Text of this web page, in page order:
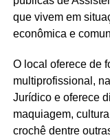
que vivem em
econômica e
O local oferece de
multiprofissional,
Jurídico e oferece
maquiagem,
crochê dentre